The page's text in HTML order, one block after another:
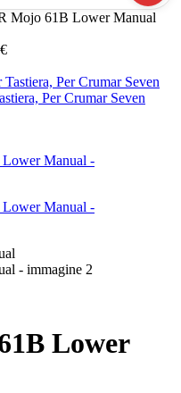
Mojo 61B Lower Manual
€
Per Crumar Seven
Lower